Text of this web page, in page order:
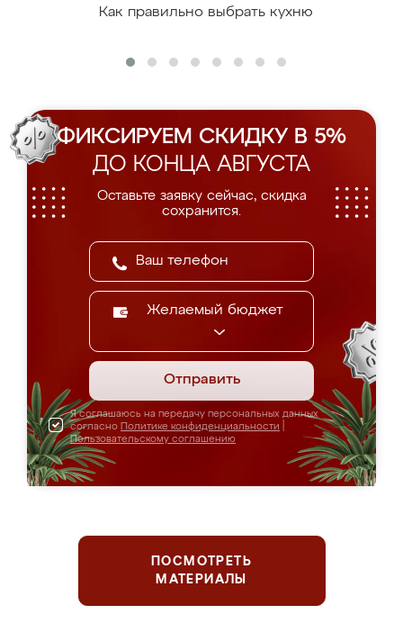
Как правильно выбрать кухню
ФИКСИРУЕМ СКИДКУ В 5%
ДО КОНЦА АВГУСТА
Оставьте заявку сейчас, скидка
сохранится.
Желаемый бюджет
Отправить
Я соглашаюсь на передачу персональных данных
согласно Политике конфиденциальности
Пользовательскому соглашению
ПОСМОТРЕТЬ
МАТЕРИАЛЫ